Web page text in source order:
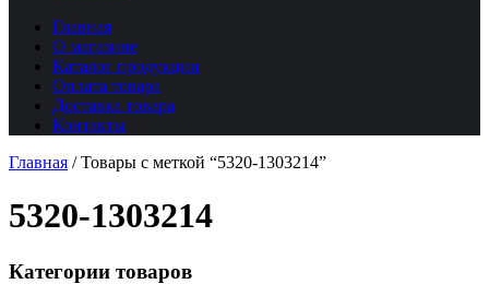
Главная
О магазине
Каталог продукции
Оплата товара
Доставка товара
Контакты
Главная /Товары с меткой “5320-1303214”
5320-1303214
Категории товаров